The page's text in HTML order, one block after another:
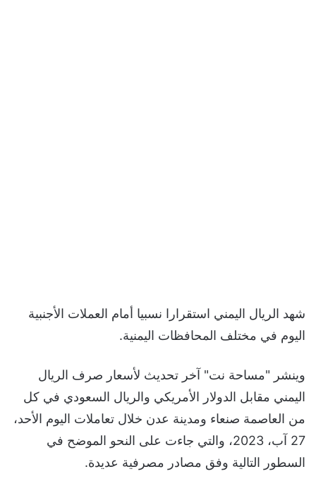
شهد الريال اليمني استقرارا نسبيا أمام العملات الأجنبية
اليوم في مختلف المحافظات اليمنية.
وينشر "مساحة نت" آخر تحديث لأسعار صرف الريال
اليمني مقابل الدولار الأمريكي والريال السعودي في كل
من العاصمة صنعاء ومدينة عدن خلال تعاملات اليوم الأحد،
27 آب، 2023، والتي جاءت على النحو الموضح في
السطور التالية وفق مصادر مصرفية عديدة.